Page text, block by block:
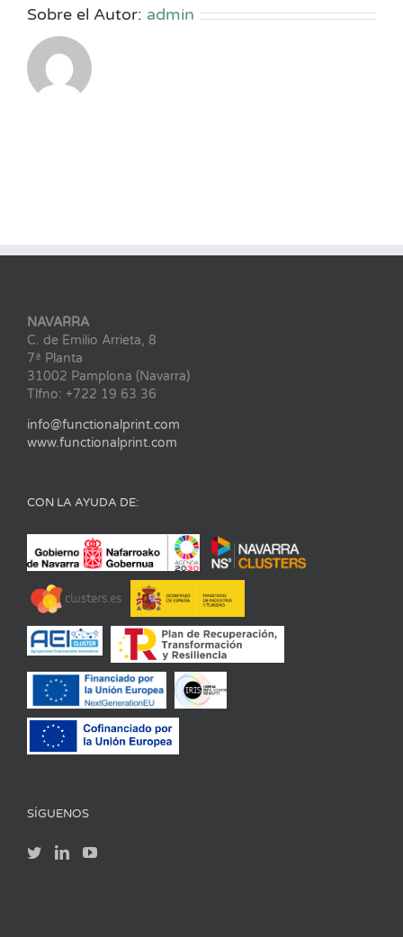
Sobre el Autor: admin
NAVARRA
C. de Emilio Arrieta, 8
7ª Planta
31002 Pamplona (Navarra)
Tlfno: +722 19 63 36
info@functionalprint.com
www.functionalprint.com
CON LA AYUDA DE:
SÍGUENOS